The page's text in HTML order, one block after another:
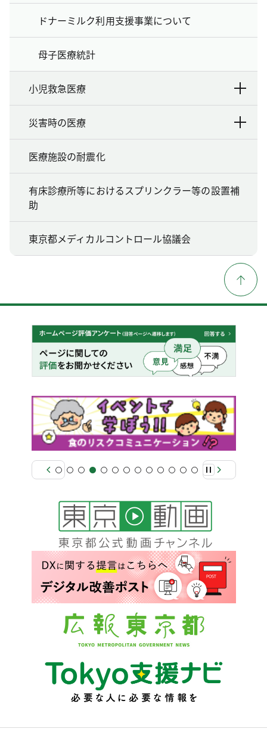
ドナーミルク利用支援事業について
母子医療統計
小児救急医療
災害時の医療
医療施設の耐震化
有床診療所等におけるスプリンクラー等の設置補
助
東京都メディカルコントロール協議会